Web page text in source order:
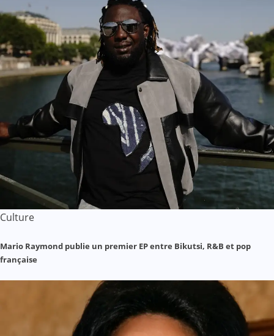
Culture
Mario Raymond publie un premier EP entre Bikutsi, R&B et pop
française